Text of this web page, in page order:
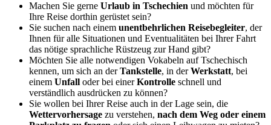
Machen Sie gerne Urlaub in Tschechien und möchten für
Ihre Reise dorthin gerüstet sein?
Sie suchen nach einem unentbehrlichen Reisebegleiter, der
Ihnen für alle Situationen und Eventualitäten bei Ihrer Fahrt
das nötige sprachliche Rüstzeug zur Hand gibt?
Möchten Sie alle notwendigen Vokabeln auf Tschechisch
kennen, um sich an derTankstelle, in derWerkstatt, bei
einem Unfall oder bei einerKontrolle schnell und
verständlich ausdrücken zu können?
Sie wollen bei Ihrer Reise auch in der Lage sein, die
Wettervorhersage zu verstehen, nach dem Weg oder einem